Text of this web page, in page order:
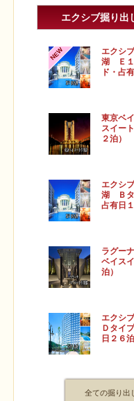
エクシブ掘り出
NEW
エクシ
湖 Ｅ１
ド・占
東京ベ
スイー
２泊）
エクシ
湖 Ｂタ
占有日１
ラグー
ベイス
泊）
エクシ
Ｄタイ
日２６泊
全ての掘り出